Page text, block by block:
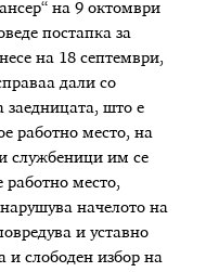
на 9 октомври
постапка за
на 18 септември,
дали со
заедницата, што е
работно место, на
службеници им се
работно место,
начелото на
и уставно
и слободен избор на